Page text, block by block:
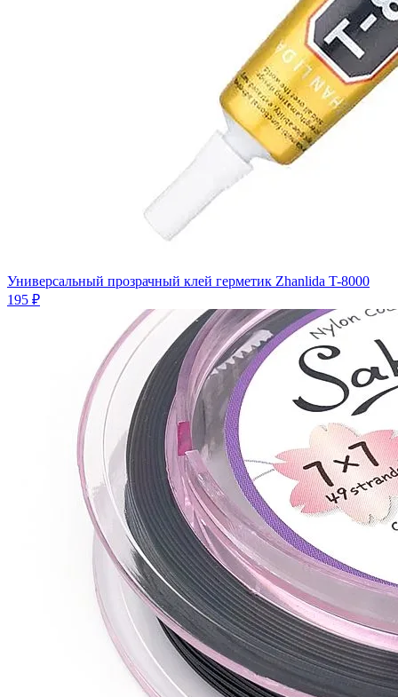
Универсальный прозрачный клей герметик Zhanlida T-8000
195 ₽